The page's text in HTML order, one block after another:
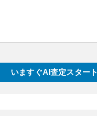
いますぐAI査定スタート